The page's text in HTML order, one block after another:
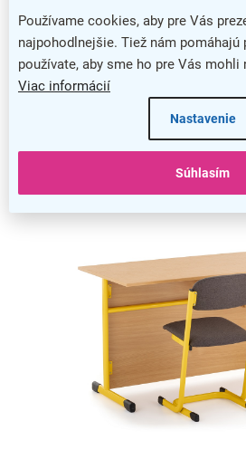
Používame cookies, aby pre Vás
najpohodlnejšie. Tiež nám pomáhajú
používate, aby sme ho pre Vás mohli
Viac informácií
Nastavenie
Súhlasím
Učiteľská katedra Denis